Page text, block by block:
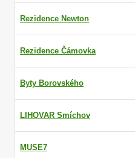
Rezidence Newton
Rezidence Čámovka
Byty Borovského
LIHOVAR Smíchov
MUSE7